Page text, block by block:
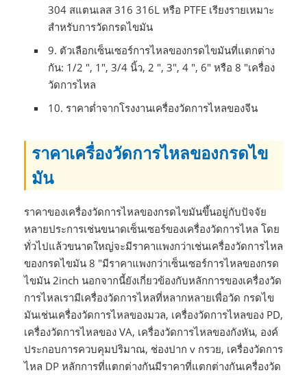
304 สแตนเลส 316 316L หรือ PTFE เรียงรายเหมาะ
สำหรับการวัดกรดไขมัน
9. ตัวเลือกเซ็นเซอร์การไหลของกรดไขมันที่แตกต่าง
กัน: 1/2 ", 1", 3/4 นิ้ว, 2 ", 3", 4 ", 6" หรือ 8 "เครื่อง
วัดการไหล
10. ราคาต่ำจากโรงงานเครื่องวัดการไหลของจีน
ราคาเครื่องวัดการไหลของกรดไข
มัน
ราคาของเครื่องวัดการไหลของกรดไขมันขึ้นอยู่กับปัจจัย
หลายประการเช่นขนาดเซ็นเซอร์ของเครื่องวัดการไหล โดย
ทั่วไปแล้วขนาดใหญ่จะมีราคาแพงกว่าเช่นเครื่องวัดการไหล
ของกรดไขมัน 8 "มีราคาแพงกว่าเซ็นเซอร์การไหลของกรด
ไขมัน 2inch นอกจากนี้ยังเกี่ยวข้องกับหลักการของเครื่องวัด
การไหลเรามีเครื่องวัดการไหลที่หลากหลายเพื่อวัด กรดไข
มันเช่นเครื่องวัดการไหลของมวล, เครื่องวัดการไหลของ PD,
เครื่องวัดการไหลของ VA, เครื่องวัดการไหลของกังหัน, องค์
ประกอบการควบคุมปริมาณ, ช่องปาก v กรวย, เครื่องวัดการ
ไหล DP หลักการที่แตกต่างกันมีราคาที่แตกต่างกันเครื่องวัด